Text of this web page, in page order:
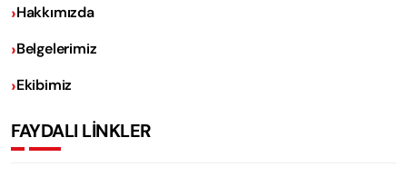
Hakkımızda
Belgelerimiz
Ekibimiz
FAYDALI LİNKLER